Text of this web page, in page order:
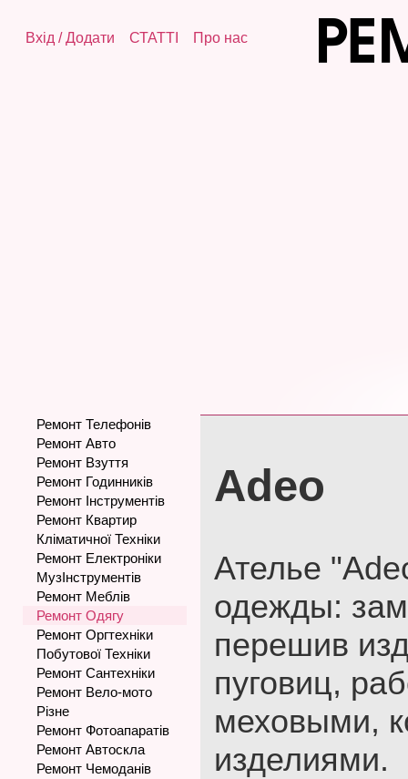
Вхід /Додати СТАТТІ Про нас
Ремонт Телефонів
Ремонт Авто
Ремонт Взуття
Ремонт Годинників
Ремонт Інструментів
Ремонт Квартир
Кліматичної Техніки
Ремонт Електроніки
МузІнструментів
Ремонт Меблів
Ремонт Одягу
Ремонт Оргтехніки
Побутової Техніки
Ремонт Сантехніки
Ремонт Вело-мото
Різне
Ремонт Фотоапаратів
Ремонт Автоскла
Ремонт Чемоданів
Adeo
Ателье
одежды:
перешив
пуговиц,
меховыми,
изделиями.